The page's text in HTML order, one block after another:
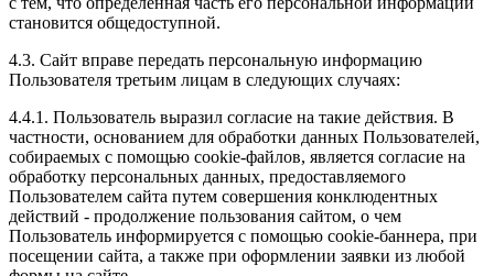
становится общедоступной.
4.3. Сайт вправе передать персональную информацию
Пользователя третьим лицам в следующих случаях:
4.4.1. Пользователь выразил согласие на такие действия. В
частности, основанием для обработки данных Пользователей,
собираемых с помощью cookie-файлов, является согласие на
обработку персональных данных, предоставляемого
Пользователем сайта путем совершения конклюдентных
действий - продолжение пользования сайтом, о чем
Пользователь информируется с помощью cookie-баннера, при
посещении сайта, а также при оформлении заявки из любой